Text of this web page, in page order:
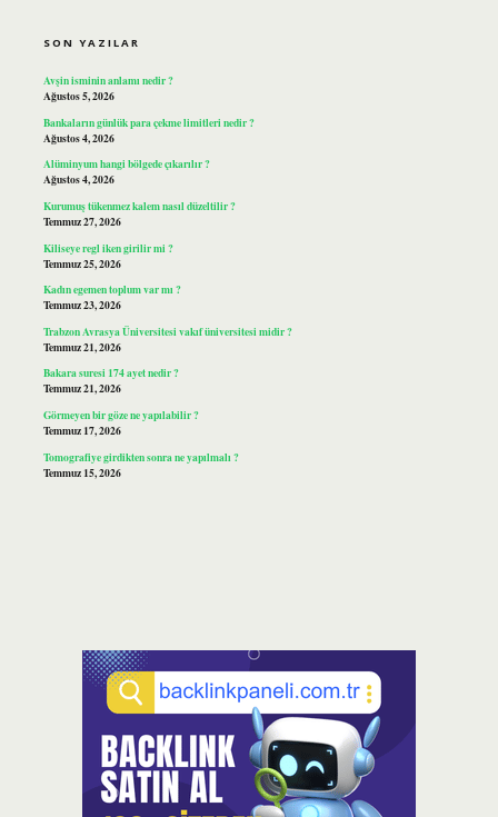
SON YAZILAR
Avşin isminin anlamı nedir ?
Ağustos 5, 2026
Bankaların günlük para çekme limitleri nedir ?
Ağustos 4, 2026
Alüminyum hangi bölgede çıkarılır ?
Ağustos 4, 2026
Kurumuş tükenmez kalem nasıl düzeltilir ?
Temmuz 27, 2026
Kiliseye regl iken girilir mi ?
Temmuz 25, 2026
Kadın egemen toplum var mı ?
Temmuz 23, 2026
Trabzon Avrasya Üniversitesi vakıf üniversitesi midir ?
Temmuz 21, 2026
Bakara suresi 174 ayet nedir ?
Temmuz 21, 2026
Görmeyen bir göze ne yapılabilir ?
Temmuz 17, 2026
Tomografiye girdikten sonra ne yapılmalı ?
Temmuz 15, 2026